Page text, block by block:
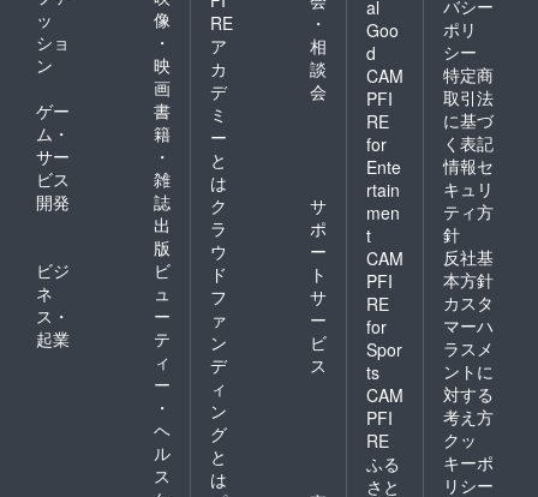
ッ
ショ
ン
像
・
映
画
ゲー
ム・
サー
ビス
開発
書
籍
・
雑
誌
出
版
ビジ
ネ
ス・
起業
ビ
ュ
ー
テ
ィ
ー
・
ヘ
ル
ス
RE
ア
カ
デ
ミ
ー
と
は
・
相
談
会
ク
ラ
ウ
ド
フ
ァ
ン
デ
ィ
ン
グ
と
は
サ
ポ
ー
ト
サ
ー
ビ
ス
al
Goo
d
CAM
PFI
RE
for
Ente
rtain
men
t
CAM
PFI
RE
for
Spor
ts
CAM
PFI
RE
ふる
さと
バシー
ポリ
シー
特定商
取引法
に基づ
く表記
情報セ
キュリ
ティ方
針
反社基
本方針
カスタ
マーハ
ラスメ
ントに
対する
考え方
クッ
キーポ
リシー